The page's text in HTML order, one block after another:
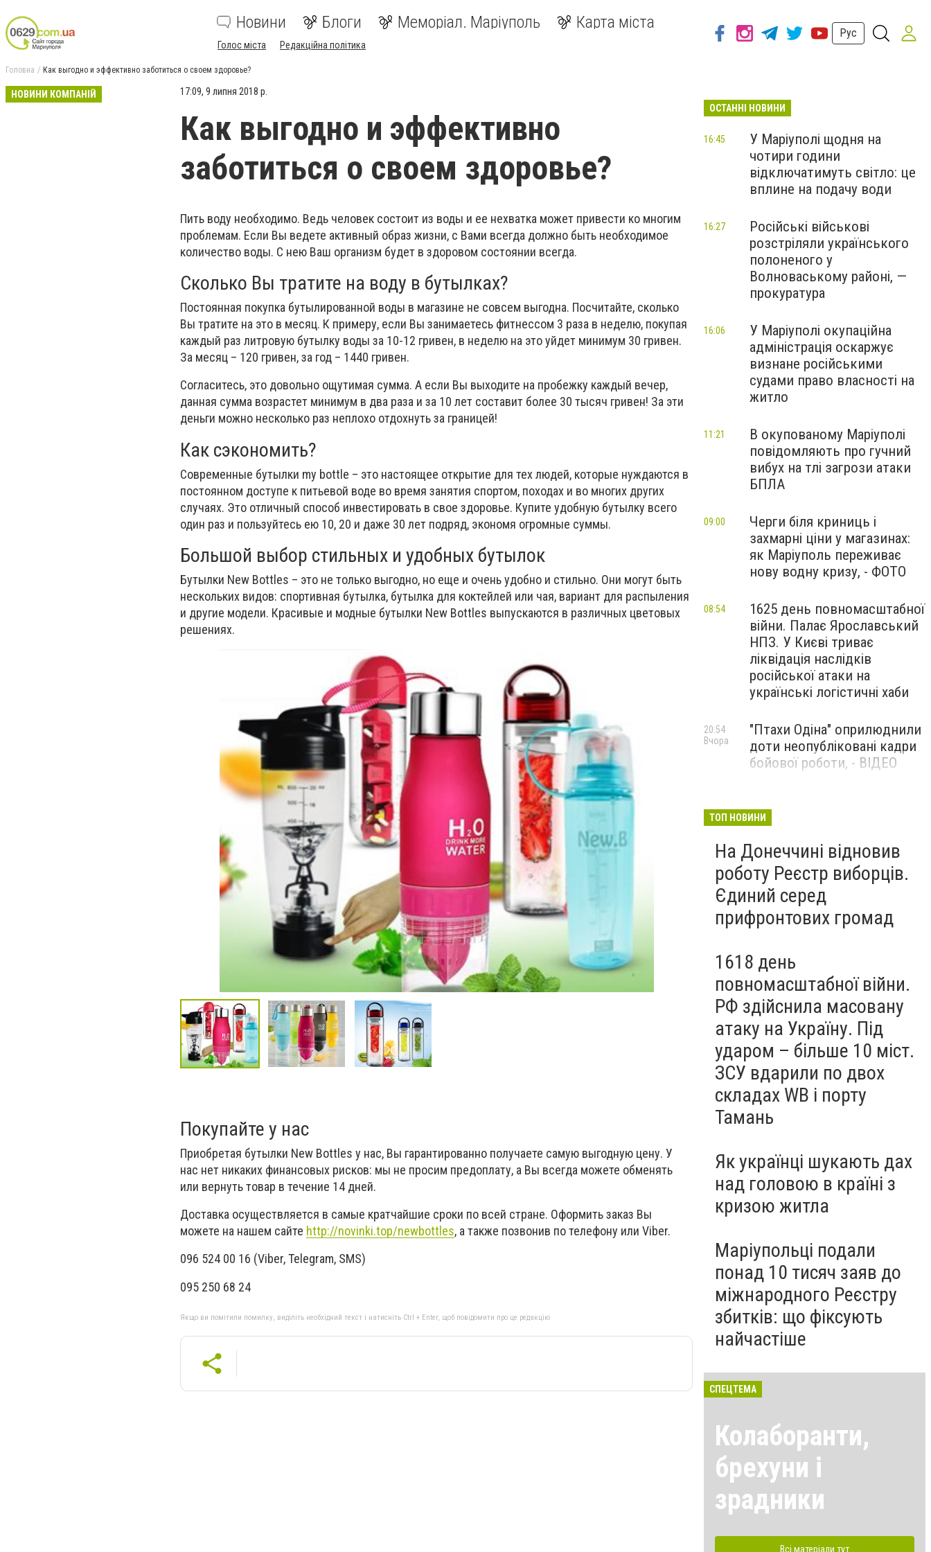
Новини Блоги Меморіал. Маріуполь Карта міста
Голос міста Редакційна політика
Рус
Головна Как выгодно и эффективно заботиться о своем здоровье?
НОВИНИ КОМПАНІЙ 17:09, 9 липня 2018 р.
Как выгодно и эффективно
заботиться о своем здоровье?
Пить воду необходимо. Ведь человек состоит из воды и ее нехватка может привести ко многим
проблемам. Если Вы ведете активный образ жизни, с Вами всегда должно быть необходимое
количество воды. С нею Ваш организм будет в здоровом состоянии всегда.
Сколько Вы тратите на воду в бутылках?
Постоянная покупка бутылированной воды в магазине не совсем выгодна. Посчитайте, сколько
Вы тратите на это в месяц. К примеру, если Вы занимаетесь фитнессом 3 раза в неделю, покупая
каждый раз литровую бутылку воды за 10-12 гривен, в неделю на это уйдет минимум 30 гривен.
За месяц – 120 гривен, за год – 1440 гривен.
Согласитесь, это довольно ощутимая сумма. А если Вы выходите на пробежку каждый вечер,
данная сумма возрастет минимум в два раза и за 10 лет составит более 30 тысяч гривен! За эти
деньги можно несколько раз неплохо отдохнуть за границей!
Как сэкономить?
Современные бутылки my bottle – это настоящее открытие для тех людей, которые нуждаются в
постоянном доступе к питьевой воде во время занятия спортом, походах и во многих других
случаях. Это отличный способ инвестировать в свое здоровье. Купите удобную бутылку всего
один раз и пользуйтесь ею 10, 20 и даже 30 лет подряд, экономя огромные суммы.
Большой выбор стильных и удобных бутылок
Бутылки New Bottles – это не только выгодно, но еще и очень удобно и стильно. Они могут быть
нескольких видов: спортивная бутылка, бутылка для коктейлей или чая, вариант для распыления
и другие модели. Красивые и модные бутылки New Bottles выпускаются в различных цветовых
решениях.
Покупайте у нас
Приобретая бутылки New Bottles у нас, Вы гарантированно получаете самую выгодную цену. У
нас нет никаких финансовых рисков: мы не просим предоплату, а Вы всегда можете обменять
или вернуть товар в течение 14 дней.
Доставка осуществляется в самые кратчайшие сроки по всей стране. Оформить заказ Вы
можете на нашем сайте http://novinki.top/newbottles, а также позвонив по телефону или Viber.
096 524 00 16 (Viber, Telegram, SMS)
095 250 68 24
Якщо ви помітили помилку, виділіть необхідний текст і натисніть Ctrl + Enter, щоб повідомити про це редакцію
ОСТАННІ НОВИНИ
У Маріуполі щодня на
чотири години
відключатимуть світло: це
вплине на подачу води
16:45
Російські військові
розстріляли українського
полоненого у
Волноваському районі, —
прокуратура
16:27
У Маріуполі окупаційна
адміністрація оскаржує
визнане російськими
судами право власності на
житло
16:06
В окупованому Маріуполі
повідомляють про гучний
вибух на тлі загрози атаки
БПЛА
11:21
Черги біля криниць і
захмарні ціни у магазинах:
як Маріуполь переживає
нову водну кризу, - ФОТО
09:00
1625 день повномасштабної
війни. Палає Ярославський
НПЗ. У Києві триває
ліквідація наслідків
російської атаки на
українські логістичні хаби
08:54
"Птахи Одіна" оприлюднили
доти неопубліковані кадри
бойової роботи, - ВІДЕО
20:54
Вчора
Бєдняков зіграє тата
новому українському
фільмі, - ФОТО
Вчора
ТОП НОВИНИ
На Донеччині відновив
роботу Реєстр виборців.
Єдиний серед
прифронтових громад
1618 день
повномасштабної війни.
РФ здійснила масовану
атаку на Україну. Під
ударом – більше 10 міст.
ЗСУ вдарили по двох
складах WB і порту
Тамань
Як українці шукають дах
над головою в країні з
кризою житла
Маріупольці подали
понад 10 тисяч заяв до
міжнародного Реєстру
збитків: що фіксують
найчастіше
СПЕЦТЕМА
Колаборанти,
брехуни і
зрадники
Всі матеріали тут